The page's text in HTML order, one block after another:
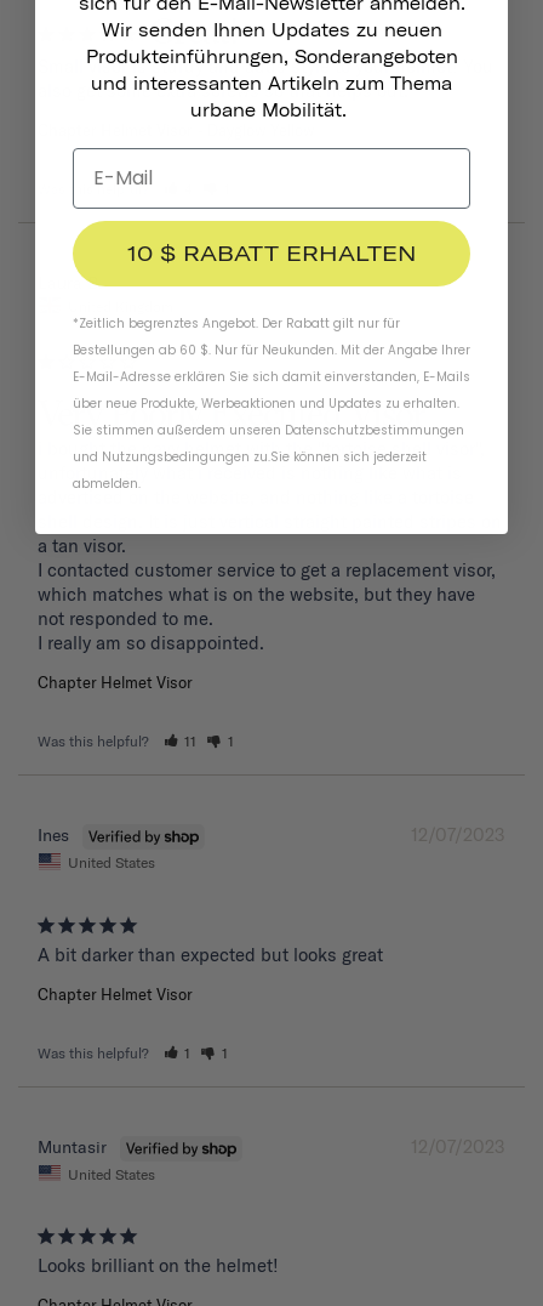
Great!
Small visor is sturdy and adds style to your helmet! You
also get some extra screws so that helps out.
Was this helpful?
08/09/2024
Laura B.
Very Poorly Executed Visor
i bought the navy helmet with the "tortoise shell visor",
unfortunately what i received is nothing like what is
a tan visor.
I contacted customer service to get a replacement visor,
which matches what is on the website, but they have
not responded to me.
I really am so disappointed.
Chapter Helmet Visor
Was this helpful? 11 1
12/07/2023
Ines
United States
A bit darker than expected but looks great
Chapter Helmet Visor
Was this helpful? 1 1
12/07/2023
Muntasir
United States
Wir senden Ihnen Updates zu neuen
Produkteinführungen, Sonderangeboten
und interessanten Artikeln zum Thema
urbane Mobilität.
10 $ RABATT ERHALTEN
*Zeitlich begrenztes Angebot. Der Rabatt gilt nur für
Bestellungen ab 60 $. Nur für Neukunden. Mit der Angabe Ihrer
E-Mail-Adresse erklären Sie sich damit einverstanden, E-Mails
über neue Produkte, Werbeaktionen und Updates zu erhalten.
Sie stimmen außerdem unseren Datenschutzbestimmungen
und Nutzungsbedingungen zu.Sie können sich jederzeit
abmelden.